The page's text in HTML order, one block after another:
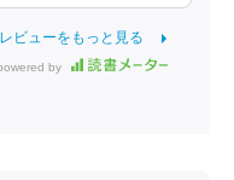
レビューをもっと見る
by